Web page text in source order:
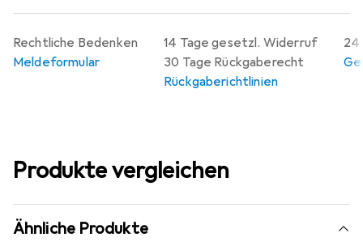
14 Tage gesetzl. Widerruf
30 Tage Rückgaberecht
Rückgaberichtlinien
24
Rechtliche Bedenken
Meldeformular
Produkte vergleichen
Ähnliche Produkte